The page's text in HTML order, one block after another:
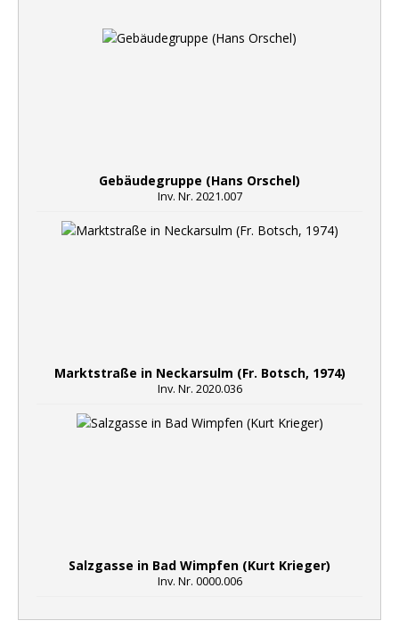
Gebäudegruppe (Hans Orschel)
Inv. Nr. 2021.007
Marktstraße in Neckarsulm (Fr. Botsch, 1974)
Inv. Nr. 2020.036
Salzgasse in Bad Wimpfen (Kurt Krieger)
Inv. Nr. 0000.006